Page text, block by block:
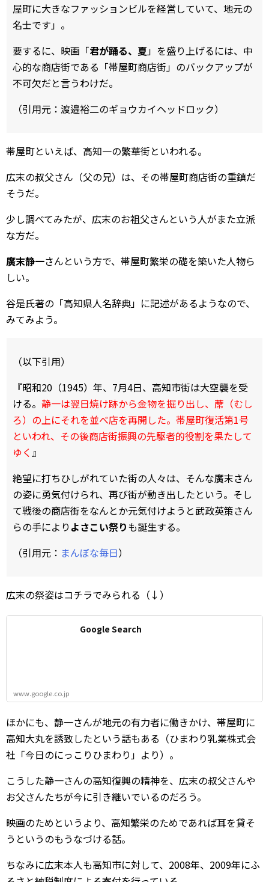
屋町に大きなファッションビルを経営していて、地元の
名士です」。
要するに、映画「君が踊る、夏」を盛り上げるには、中
心的な商店街である「帯屋町商店街」のバックアップが
不可欠だと言うわけだ。
（引用元：渡邉裕二のギョウカイヘッドロック）
帯屋町といえば、高知一の繁華街といわれる。
広末の叔父さん（父の兄）は、その帯屋町商店街の重鎮だ
そうだ。
少し調べてみたが、広末のお祖父さんという人がまた立派
な方だ。
廣末静一さんという方で、帯屋町繁栄の礎を築いた人物ら
しい。
谷是氏著の「高知県人名辞典」に記述があるようなので、
みてみよう。
（以下引用）
『昭和20（1945）年、7月4日、高知市街は大空襲を受
ける。 静一は翌日焼け跡から金物を掘り出し、蓆（むし
ろ）の上にそれを並べ店を再開した。帯屋町復活第1号
といわれ、その後商店街振興の先駆者的役割を果たして
ゆく』
絶望に打ちひしがれていた街の人々は、そんな廣末さん
の姿に勇気付けられ、再び街が動き出したという。そし
て戦後の商店街をなんとか元気付けようと武政英策さん
らの手により よさこい祭りも誕生する。
（引用元： まんぼな毎日）
広末の祭姿はコチラでみられる（↓）
Google Search
www.google.co.jp
ほかにも、静一さんが地元の有力者に働きかけ、帯屋町に
高知大丸を誘致したという話もある（ひまわり乳業株式会
社「今日のにっこりひまわり」より）。
こうした静一さんの高知復興の精神を、広末の叔父さんや
お父さんたちが今に引き継いでいるのだろう。
映画のためというより、高知繁栄のためであれば耳を貸そ
うというのもうなづける話。
ちなみに広末本人も高知市に対して、2008年、2009年にふ